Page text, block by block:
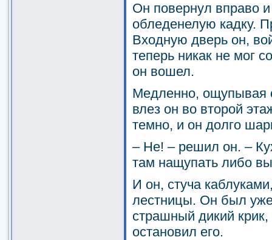
Он повернул вправо
обледенелую кадку.
Входную дверь он,
теперь никак не мог
он вошел.
Медленно, ощупывая
влез он во второй
темно, и он долго
– He! – решил он. –
там нащупать либо
И он, стуча
лестницы. Он был уже
страшный дикий
остановил его.